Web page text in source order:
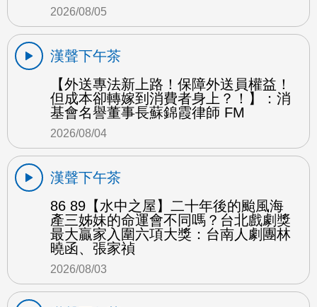
2026/08/05
漢聲下午茶
【外送專法新上路！保障外送員權益！
但成本卻轉嫁到消費者身上？！】：消
基會名譽董事長蘇錦霞律師 FM
2026/08/04
漢聲下午茶
86 89【水中之屋】二十年後的颱風海
產三姊妹的命運會不同嗎？台北戲劇獎
最大贏家入圍六項大獎：台南人劇團林
曉函、張家禎
2026/08/03